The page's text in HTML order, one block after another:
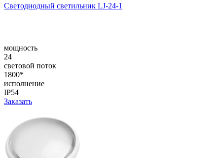
Светодиодный светильник LJ-24-1
мощность
24
световой поток
1800*
исполнение
IP54
Заказать